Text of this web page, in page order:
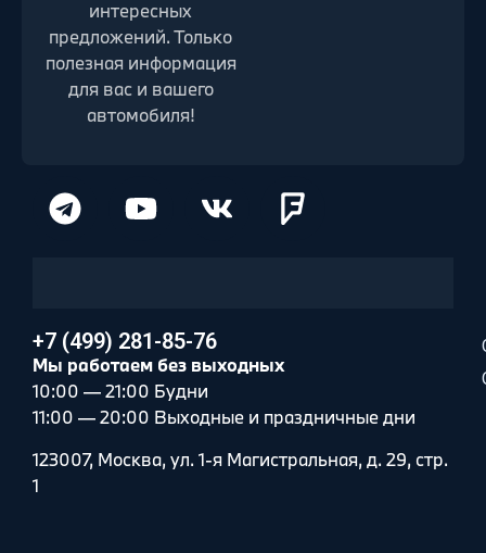
интересных
предложений. Только
полезная информация
для вас и вашего
автомобиля!
+7 (499) 281-85-76
Мы работаем без выходных
10:00 — 21:00 Будни
11:00 — 20:00 Выходные и праздничные дни
123007, Москва, ул. 1-я Магистральная, д. 29, стр.
1